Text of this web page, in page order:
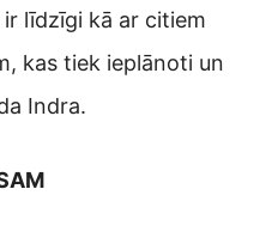
līdzīgi kā ar citiem
kas tiek ieplānoti un
Indra.